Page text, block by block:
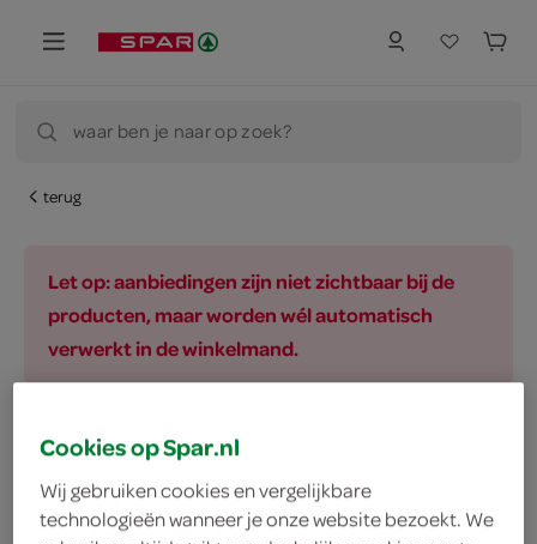
waar ben je naar op zoek?
terug
Let op: aanbiedingen zijn niet zichtbaar bij de
producten, maar worden wél automatisch
verwerkt in de winkelmand.
vegetarisch
filter (2)
Cookies op Spar.nl
Wij gebruiken cookies en vergelijkbare
technologieën wanneer je onze website bezoekt. We